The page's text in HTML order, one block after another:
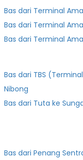
Bas dari Terminal
Bas dari Terminal
Bas dari Terminal
Bas dari TBS
Nibong
Bas dari Tuta ke
Bas dari Penang